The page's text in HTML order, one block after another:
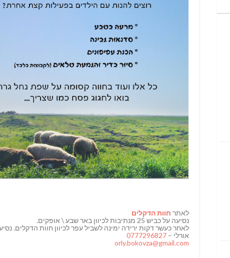
לאתר חוות הדקלים
נסיעה על כביש 25 מנתיבות לכיוון באר שבע \ אופקים.
לאחר כעשר דקות ירידה ימינה לשביל עפר לכיוון חוות הדקלים.
אורלי – 0777296827
orly.bokovza@gmail.com